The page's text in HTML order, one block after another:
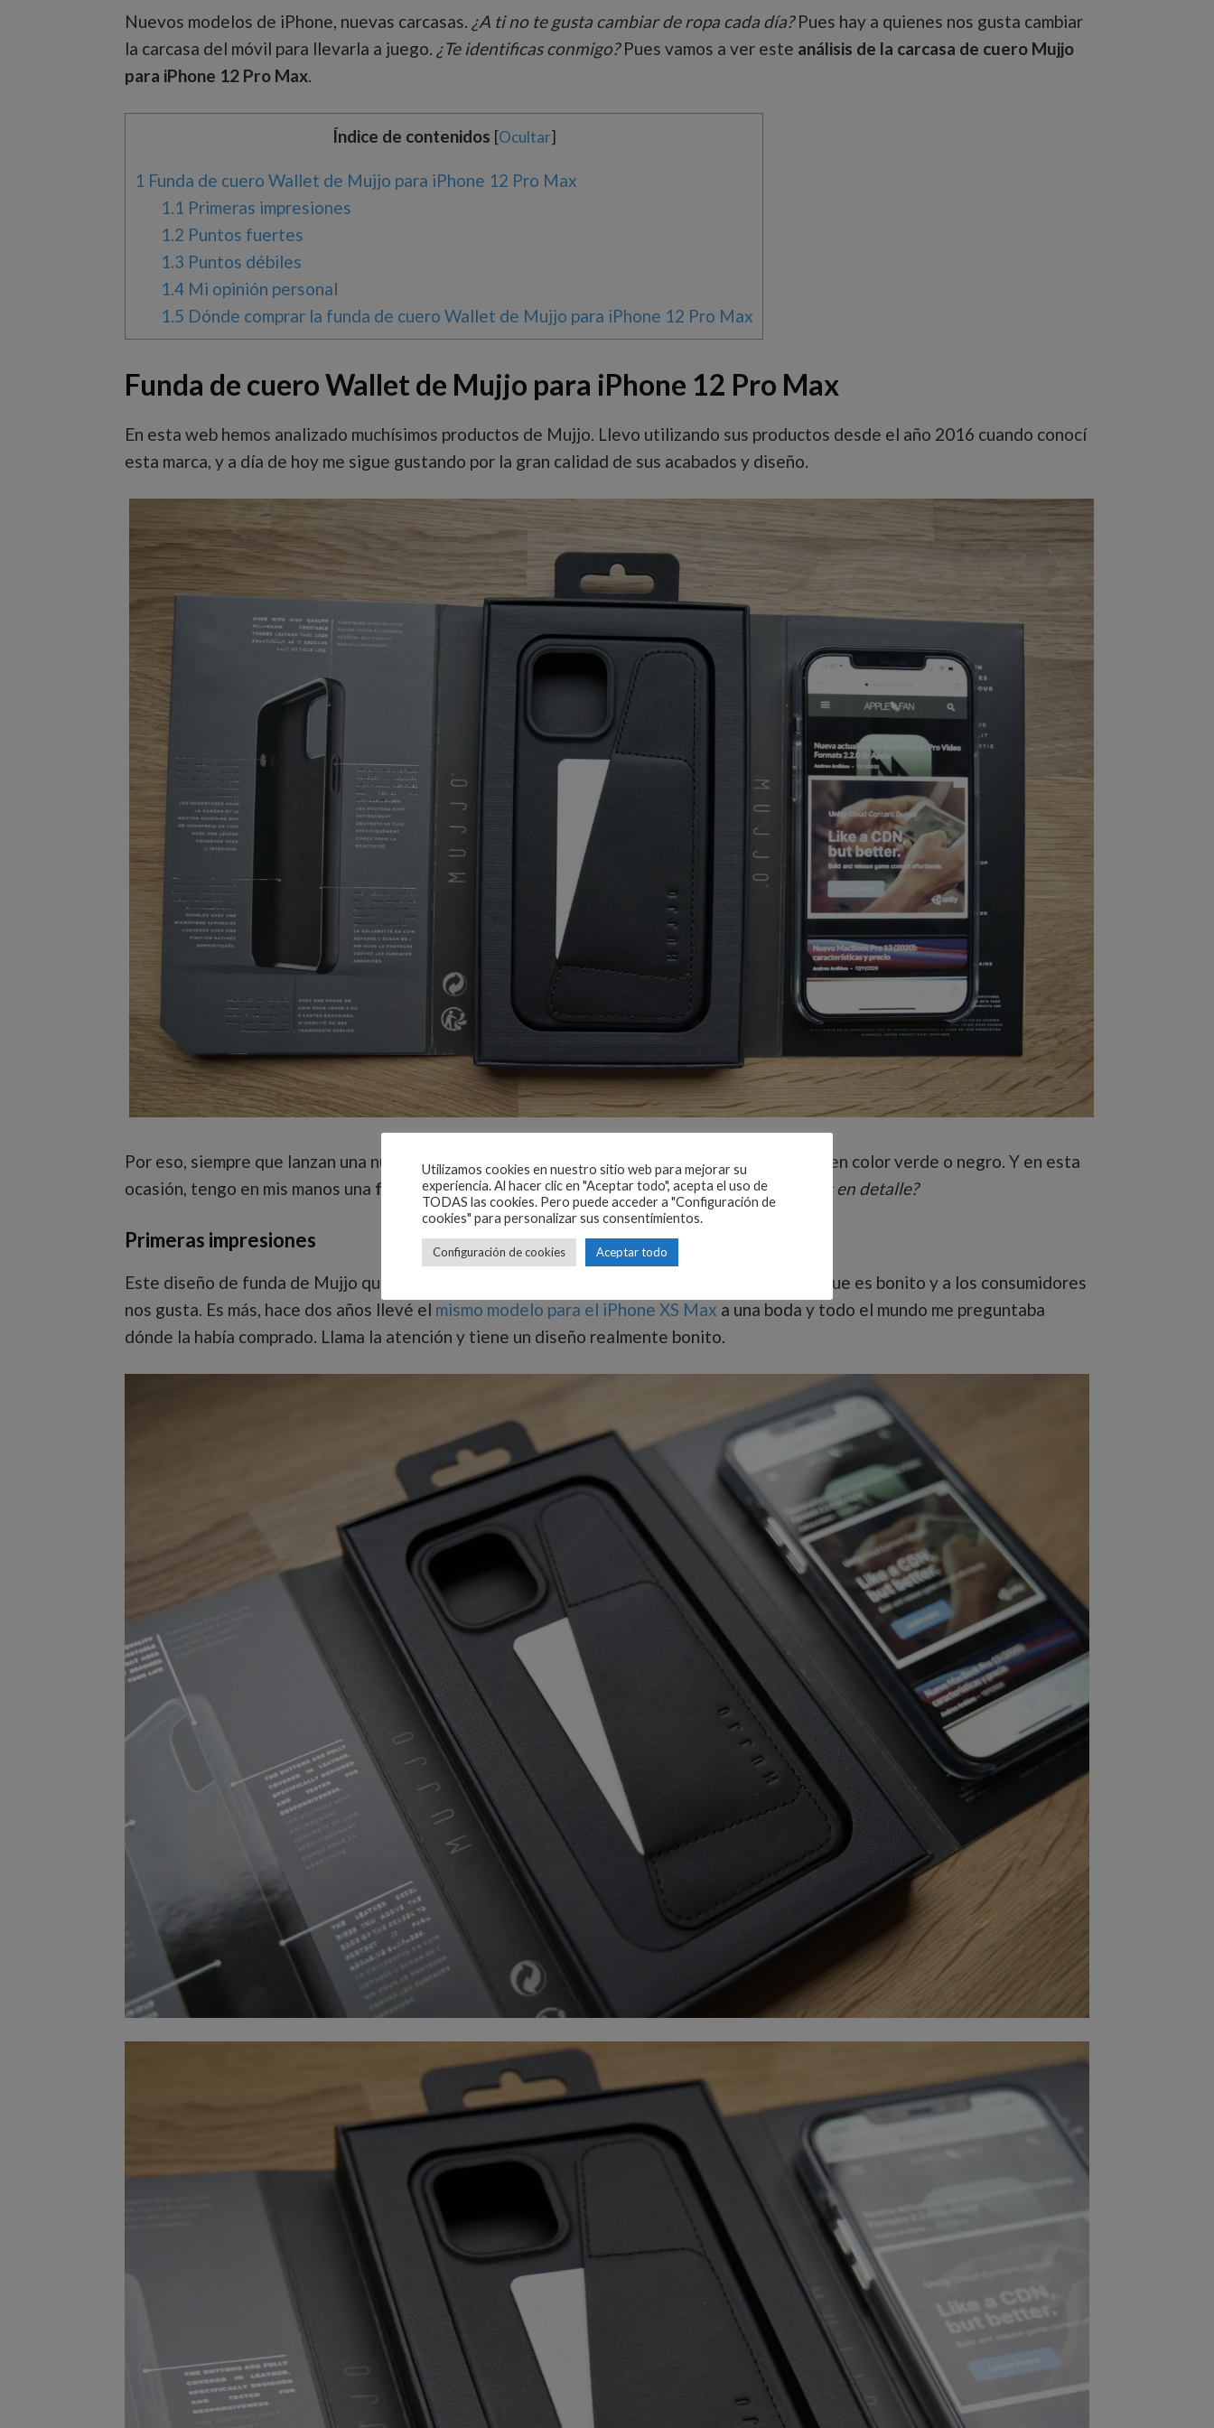
Nuevos modelos de iPhone, nuevas carcasas. ¿A ti no te gusta cambiar de ropa cada día?Pues hay a quienes nos gusta cambiar
la carcasa del móvil para llevarla a juego. ¿Te identificas conmigo?Pues vamos a ver este análisis de la carcasa de cuero Mujjo
para iPhone 12 Pro Max.
Índice de contenidos [Ocultar]
1 Funda de cuero Wallet de Mujjo para iPhone 12 Pro Max
1.1 Primeras impresiones
1.2 Puntos fuertes
1.3 Puntos débiles
1.4Mi opinión personal
1.5 Dónde comprar la funda de cuero Wallet de Mujjo para iPhone 12 Pro Max
Funda de cuero Wallet de Mujjo para iPhone 12 Pro Max
En esta web hemos analizado muchísimos productos de Mujjo. Llevo utilizando sus productos desde el año 2016 cuando conocí
esta marca, y a día de hoy me sigue gustando por la gran calidad de sus acabados y diseño.
Por eso, siempre que lanzan una nueva funda para iPhone procuro hacerme con algún modelo en color verde o negro. Y en esta
ocasión, tengo en mis manos una funda de cuero negro para el iPhone 12 Pro Max.¿La vemos en detalle?
Primeras impresiones
Este diseño de funda de Mujjo que vas a ver ya tiene varios años. Y lo siguen vendiendo porque es bonito y a los consumidores
nos gusta. Es más, hace dos años llevé el mismo modelo para el iPhone XS Max a una boda y todo el mundo me preguntaba
dónde la había comprado. Llama la atención y tiene un diseño realmente bonito.
Utilizamos cookies en nuestro sitio web para mejorar su
experiencia. Al hacer clic en "Aceptar todo", acepta el uso de
TODAS las cookies. Pero puede acceder a "Configuración de
cookies" para personalizar sus consentimientos.
Configuración de cookies Aceptar todo